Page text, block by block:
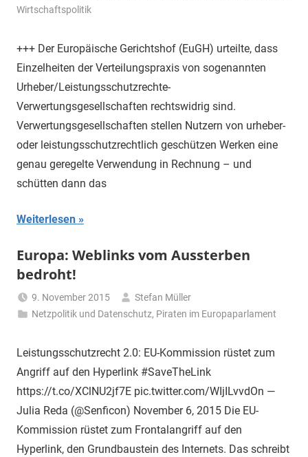
Wirtschaftspolitik
+++ Der Europäische Gerichtshof (EuGH) urteilte, dass
Einzelheiten der Verteilungspraxis von sogenannten
Urheber/Leistungsschutzrechte-
Verwertungsgesellschaften rechtswidrig sind.
Verwertungsgesellschaften stellen Nutzern von urheber-
oder leistungsschutzrechtlich geschützen Werken eine
genau geregelte Verwendung in Rechnung – und
schütten dann das
Weiterlesen
Europa: Weblinks vom Aussterben
bedroht!
9. November 2015
Stefan Müller
Netzpolitik und Datenschutz, Piraten im Europaparlament
Leistungsschutzrecht 2.0: EU-Kommission rüstet zum
Angriff auf den Hyperlink #SaveTheLink
https://t.co/XClNU2jf7E pic.twitter.com/WIjILvvdOn —
Julia Reda (@Senficon) November 6, 2015 Die EU-
Kommission rüstet zum Frontalangriff auf den
Hyperlink, den Grundbaustein des Internets. Das schreibt